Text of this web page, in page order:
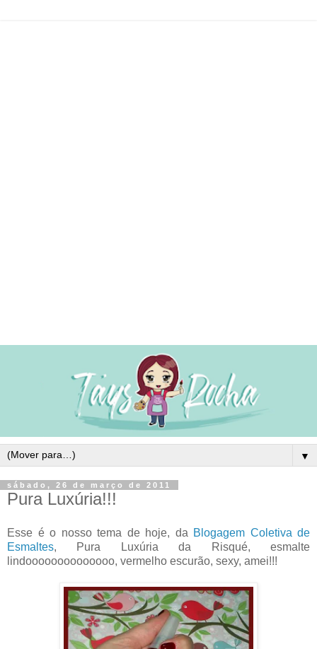
▼
sábado, 26 de março de 2011
Pura Luxúria!!!
Esse é o nosso tema de hoje, da Blogagem Coletiva de
Esmaltes, Pura Luxúria da Risqué, esmalte
lindoooooooooooooo, vermelho escurão, sexy, amei!!!